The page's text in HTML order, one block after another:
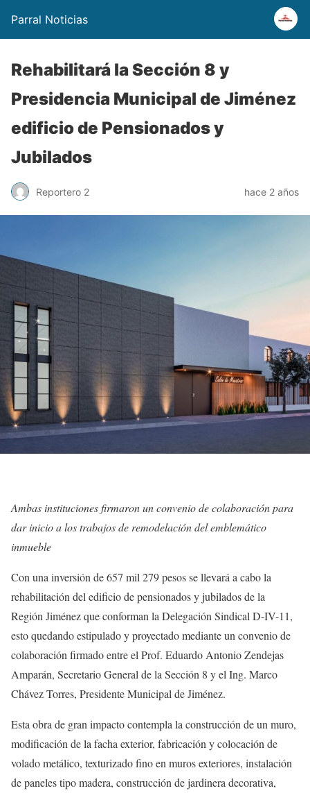
Parral Noticias
Rehabilitará la Sección 8 y
Presidencia Municipal de Jiménez
edificio de Pensionados y
Jubilados
Reportero 2 hace 2 años
Ambas instituciones firmaron un convenio de colaboración para
dar inicio a los trabajos de remodelación del emblemático
inmueble
Con una inversión de 657 mil 279 pesos se llevará a cabo la
rehabilitación del edificio de pensionados y jubilados de la
Región Jiménez que conforman la Delegación Sindical D-IV-11,
esto quedando estipulado y proyectado mediante un convenio de
colaboración firmado entre el Prof. Eduardo Antonio Zendejas
Amparán, Secretario General de la Sección 8 y el Ing. Marco
Chávez Torres, Presidente Municipal de Jiménez.
Esta obra de gran impacto contempla la construcción de un muro,
modificación de la facha exterior, fabricación y colocación de
volado metálico, texturizado fino en muros exteriores, instalación
de paneles tipo madera, construcción de jardinera decorativa,